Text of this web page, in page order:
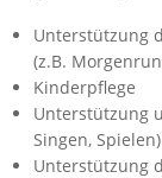
Unterstützung
(z.B.
Kinderpflege
Unterstützung
Singen,
Unterstützung